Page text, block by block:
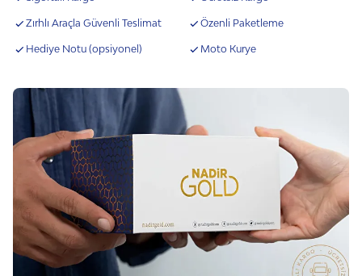
Zırhlı Araçla Güvenli Teslimat Özenli Paketleme
Hediye Notu (opsiyonel) Moto Kurye